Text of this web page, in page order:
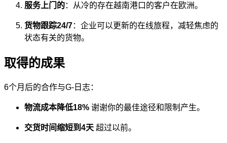
服务上门的：从冷的存在越南港口的客户在欧洲。
货物跟踪24/7：企业可以更新的在线旅程，减轻焦虑的
状态有关的货物。
取得的成果
6个月后的合作与G-日志：
物流成本降低18% 谢谢你的最佳途径和限制产生。
交货时间缩短到4天 超过以前。